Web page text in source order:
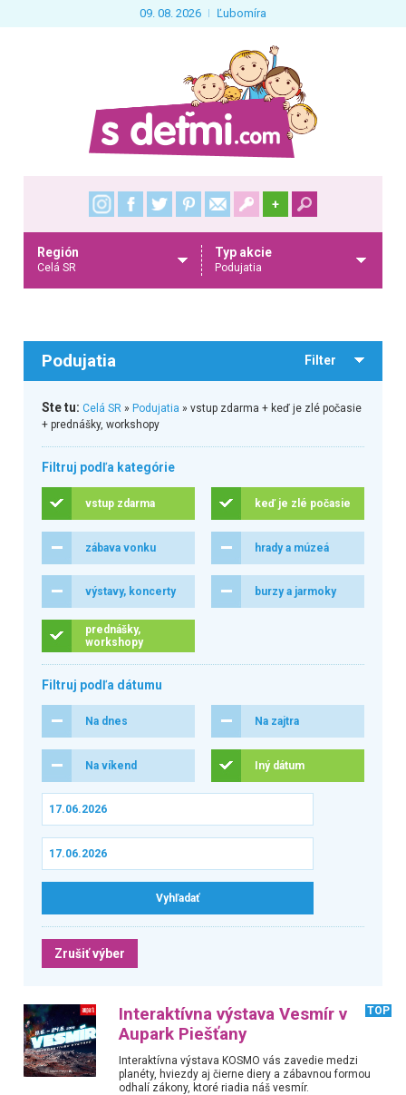
09. 08. 2026 Ľubomíra
+
Región
Celá SR
Typ akcie
Podujatia
Podujatia Filter
Ste tu: Celá SR» Podujatia » vstup zdarma + keď je zlé počasie
+ prednášky, workshopy
Filtruj podľa kategórie
vstup zdarma keď je zlé počasie
zábava vonku hrady a múzeá
výstavy, koncerty burzy a jarmoky
prednášky,
workshopy
Filtruj podľa dátumu
Na dnes Na zajtra
Na víkend Iný dátum
Zrušiť výber
Interaktívna výstava Vesmír v
Aupark Piešťany
TOP
Interaktívna výstava KOSMO vás zavedie medzi
planéty, hviezdy aj čierne diery a zábavnou formou
odhalí zákony, ktoré riadia náš vesmír.